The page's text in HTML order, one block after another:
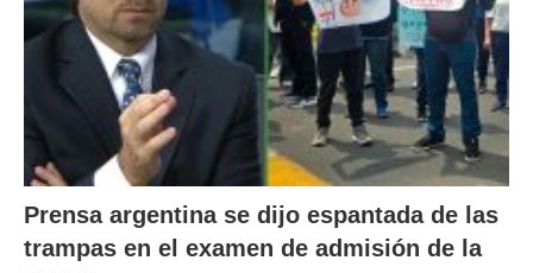
Prensa argentina se dijo espantada de las
trampas en el examen de admisión de la